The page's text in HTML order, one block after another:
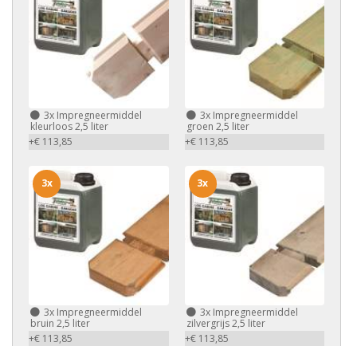
3x Impregneermiddel
kleurloos 2,5 liter
+€ 113,85
3xImpregneermiddel
groen 2,5 liter
+€ 113,85
3x Impregneermiddel
bruin 2,5 liter
+€ 113,85
3x
3xImpregneermiddel
zilvergrijs 2,5 liter
+€ 113,85
3x